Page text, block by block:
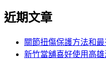
近期文章
關節扭傷保護方法和
新竹當舖喜好使用高